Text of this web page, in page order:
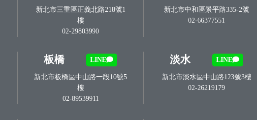
新北市三重區正義北路218號1
樓
02-29803990
新北市中和區景平路335-2號
02-66377551
板橋 LINE
新北市板橋區中山路一段10號5
樓
02-89539911
淡水 LINE
新北市淡水區中山路123號3樓
02-26219179